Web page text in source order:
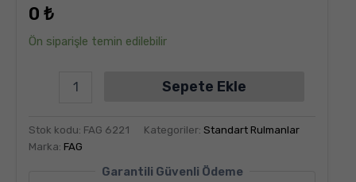
5
5.00puan
aldı
0 ₺
Ön siparişle temin edilebilir
Sepete Ekle
Stok kodu: FAG 6221 Kategoriler: Standart Rulmanlar
Marka: FAG
Garantili Güvenli Ödeme